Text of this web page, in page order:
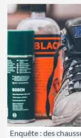
Enquête : des